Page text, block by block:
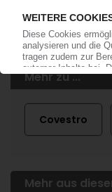
Mehr zu ...
Covestro
Mehr aus